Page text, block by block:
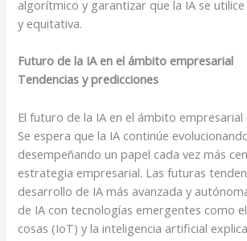
algorítmico y garantizar que la IA se
y equitativa.
Futuro de la IA en el ámbito empresarial
Tendencias y predicciones
El futuro de la IA en el ámbito
Se espera que la IA continúe
desempeñando un papel cada vez más
estrategia empresarial. Las futuras
desarrollo de IA más avanzada y
de IA con tecnologías emergentes como
cosas (IoT) y la inteligencia artificial